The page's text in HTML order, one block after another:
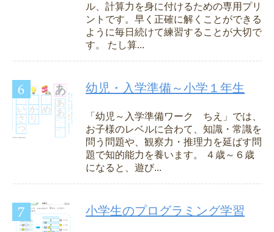
ル、計算力を身に付けるための専用プリ
ントです。早く正確に解くことができる
ように毎日続けて練習することが大切で
す。 たし算...
幼児・入学準備～小学１年生
「幼児～入学準備ワーク ちえ」では、
お子様のレベルに合わて、知識・常識を
問う問題や、観察力・推理力を延ばす問
題で知的能力を養います。 ４歳～６歳
になると、遊び...
小学生のプログラミング学習